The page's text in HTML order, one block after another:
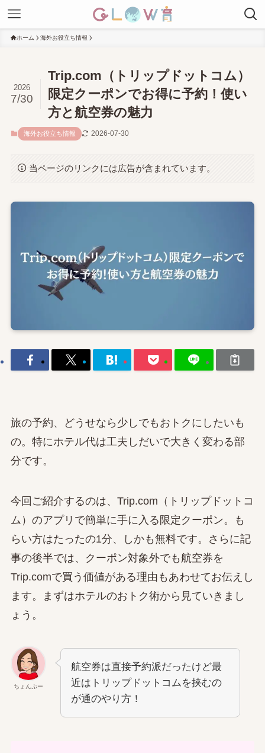
ホーム 海外お役立ち情報
Trip.com（トリップドットコム）
限定クーポンでお得に予約！使い
方と航空券の魅力
2026
7/30
海外お役立ち情報 2026-07-30
当ページのリンクには広告が含まれています。
旅の予約、どうせなら少しでもおトクにしたいも
の。特にホテル代は工夫しだいで大きく変わる部
分です。
今回ご紹介するのは、Trip.com（トリップドットコ
ム）のアプリで簡単に手に入る限定クーポン。も
らい方はたったの1分、しかも無料です。さらに記
事の後半では、クーポン対象外でも航空券を
Trip.comで買う価値がある理由もあわせてお伝えし
ます。まずはホテルのおトク術から見ていきまし
ょう。
ちょんぷー
航空券は直接予約派だったけど最
近はトリップドットコムを挟むの
が通のやり方！